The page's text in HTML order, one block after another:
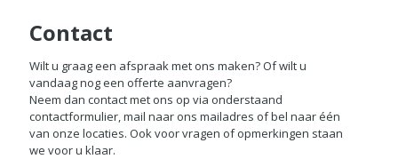
Contact
Wilt u graag een afspraak met ons maken? Of wilt u
vandaag nog een offerte aanvragen?
Neem dan contact met ons op via onderstaand
contactformulier, mail naar ons mailadres of bel naar één
van onze locaties. Ook voor vragen of opmerkingen staan
we voor u klaar.